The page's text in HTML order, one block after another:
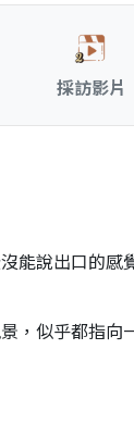
採訪影片
能說出口的感
似乎都指向